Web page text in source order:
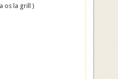
os la grill )